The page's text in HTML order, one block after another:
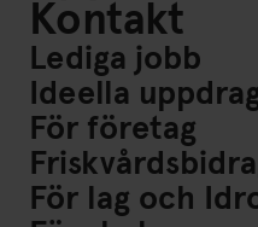
Kontakt
Lediga jobb
Ideella
För företag
För lag och